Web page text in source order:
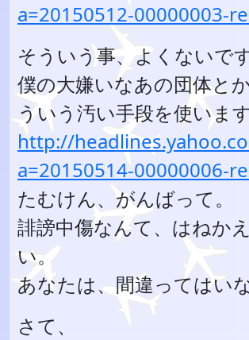
a=20150512-00000003-
そういう事、よくないです
僕の大嫌いなあの団体と
ういう汚い手段を使います
http://
a=20150514-00000006-
たむけん、がんばって。
誹謗中傷なんて、はねか
い。
あなたは、間違ってはいな
さて、